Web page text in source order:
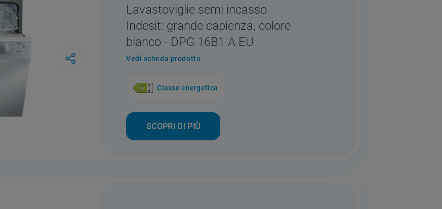
Lavastoviglie semi incasso
Indesit: grande capienza, colore
bianco - DPG 16B1 A EU
Vedi scheda prodotto
Classe energetica
SCOPRI DI PIÙ